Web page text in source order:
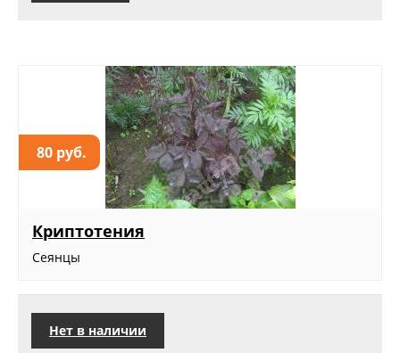
80 руб.
Криптотения
Сеянцы
Нет в наличии